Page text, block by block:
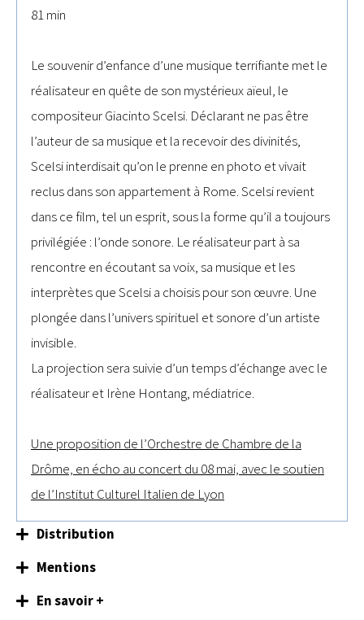
81 min
Le souvenir d’enfance d’une musique terrifiante met le
réalisateur en quête de son mystérieux aïeul, le
compositeur Giacinto Scelsi. Déclarant ne pas être
l’auteur de sa musique et la recevoir des divinités,
Scelsi interdisait qu’on le prenne en photo et vivait
reclus dans son appartement à Rome. Scelsi revient
dans ce film, tel un esprit, sous la forme qu’il a toujours
privilégiée : l’onde sonore. Le réalisateur part à sa
rencontre en écoutant sa voix, sa musique et les
interprètes que Scelsi a choisis pour son œuvre. Une
plongée dans l’univers spirituel et sonore d’un artiste
invisible.
La projection sera suivie d’un temps d’échange avec le
réalisateur et Irène Hontang, médiatrice.
Une proposition de l’Orchestre de Chambre de la
Drôme, en écho au concert du 08 mai, avec le soutien
de l’Institut Culturel Italien de Lyon
Distribution
Mentions
En savoir +